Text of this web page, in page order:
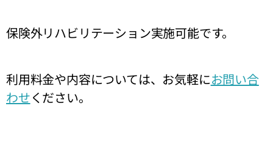
保険外リハビリテーション実施可能です。
利用料金や内容については、お気軽にお問い合
わせください。